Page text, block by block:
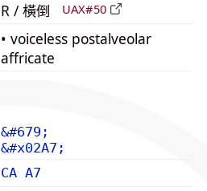
R / 橫倒 UAX#50
• voiceless postalveolar
affricate
&#679;
&#x02A7;
CA A7